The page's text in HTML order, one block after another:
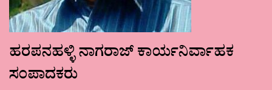
ಹರಪನಹಳ್ಳಿ ನಾಗರಾಜ್ ಕಾರ್ಯನಿರ್ವಾಹಕ
ಸಂಪಾದಕರು